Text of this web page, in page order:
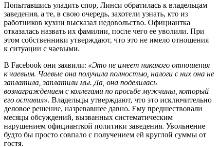
Попытавшись уладить спор, Линси обратилась к владельцам
заведения, а те, в свою очередь, захотели узнать, кто из
работников кухни высказал недовольство. Официантка
отказалась назвать их фамилии, после чего ее уволили. При
этом собственники утверждают, что это не имело отношения
к ситуации с чаевыми.
В Facebook они заявили: «Это не имеет никакого отношения
к чаевым. Чаевые она получила полностью, налоги с них она не
заплатила, заплатили мы. Да, она поделилась
вознаграждением с коллегами по просьбе мужчины, который
его оставил». Владельцы утверждают, что это исключительно
деловое решение, назревавшее давно. Ему предшествовали
месяцы обсуждений, вызванных систематическим
нарушением официанткой политики заведения. Увольнение
будто бы просто совпало с получением ей круглой суммы от
гостя.